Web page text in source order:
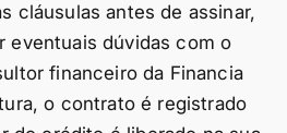
cláusulas antes de assinar,
eventuais dúvidas com o
financeiro da Financia
o contrato é registrado